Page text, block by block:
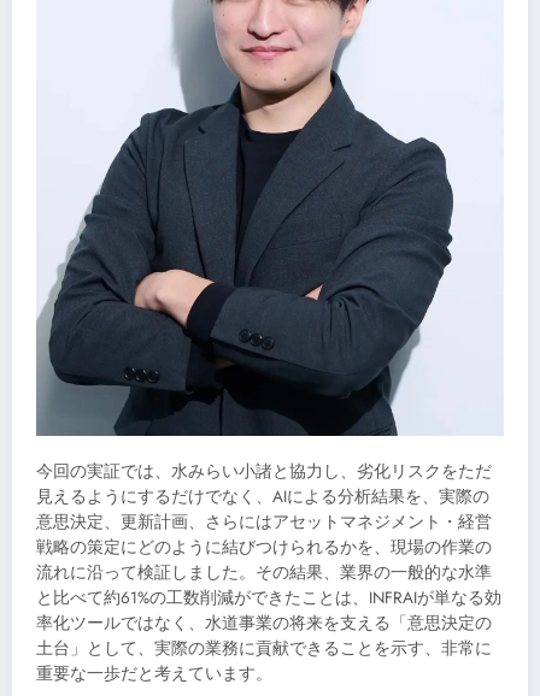
今回の実証では、水みらい小諸と協力し、劣化リスクをただ
見えるようにするだけでなく、AIによる分析結果を、実際の
意思決定、更新計画、さらにはアセットマネジメント・経営
戦略の策定にどのように結びつけられるかを、現場の作業の
流れに沿って検証しました。その結果、業界の一般的な水準
と比べて約61%の工数削減ができたことは、INFRAIが単なる効
率化ツールではなく、水道事業の将来を支える「意思決定の
土台」として、実際の業務に貢献できることを示す、非常に
重要な一歩だと考えています。